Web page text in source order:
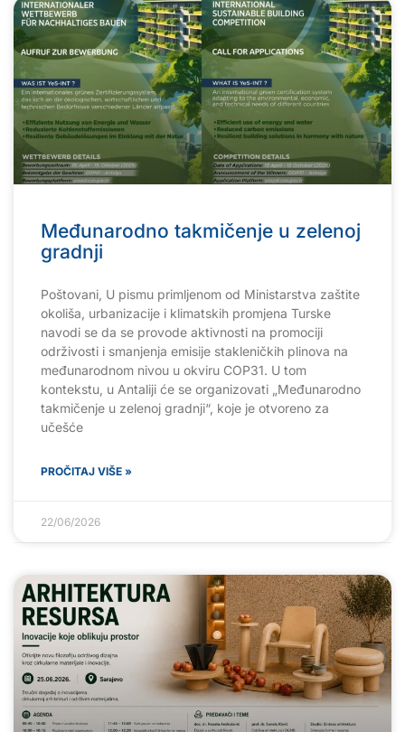
Međunarodno takmičenje u zelenoj
gradnji
Poštovani, U pismu primljenom od Ministarstva zaštite
okoliša, urbanizacije i klimatskih promjena Turske
navodi se da se provode aktivnosti na promociji
održivosti i smanjenja emisije stakleničkih plinova na
međunarodnom nivou u okviru COP31. U tom
kontekstu, u Antaliji će se organizovati „Međunarodno
takmičenje u zelenoj gradnji“, koje je otvoreno za
učešće
PROČITAJ VIŠE »
22/06/2026